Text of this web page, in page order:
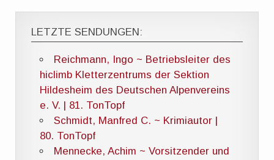
LETZTE SENDUNGEN:
Reichmann, Ingo ~ Betriebsleiter des
hiclimb Kletterzentrums der Sektion
Hildesheim des Deutschen Alpenvereins
e. V. | 81. TonTopf
Schmidt, Manfred C. ~ Krimiautor |
80. TonTopf
Mennecke, Achim ~ Vorsitzender und